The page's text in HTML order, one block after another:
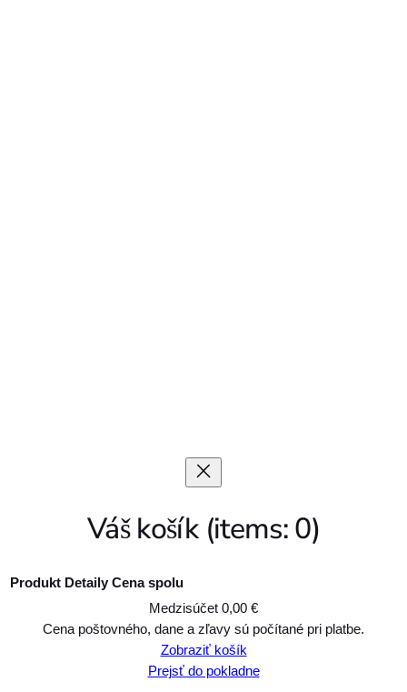
Váš košík (items: 0)
Produkty
Produkt Detaily Cena spolu
Medzisúčet 0,00 €
Cena poštovného, dane a zľavy sú počítané pri platbe.
Zobraziť košík
Prejsť do pokladne